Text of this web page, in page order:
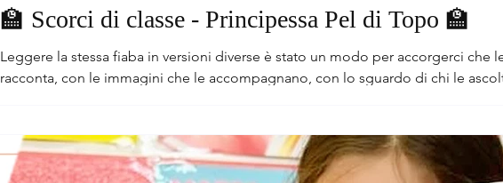
🏫 Scorci di classe - Principessa Pel di Topo 🏫
Leggere la stessa fiaba in versioni diverse è stato un modo per accorgerci che
racconta, con le immagini che le accompagnano, con lo sguardo di chi le